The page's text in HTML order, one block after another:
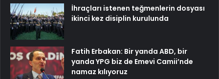
İhraçları istenen teğmenlerin dosyası
ikinci kez disiplin kurulunda
Fatih Erbakan: Bir yanda ABD, bir
yanda YPG biz de Emevi Camii’nde
namaz kılıyoruz